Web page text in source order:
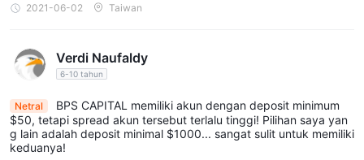
diperdagangkan di platformnya. pedagang dapat mengakses
energi, komoditas, mata uang kripto, dan CFD indeks
Broker juga menawarkan klien kemampuan untuk berdagang
pasar AS, Eropa, dan Asia. Dengan berbagai macam instrumen,
trader memiliki kesempatan untuk mendiversifikasi portofolio
mereka dan memanfaatkan kondisi pasar yang berbeda.
2021-06-02 Taiwan
Verdi Naufaldy
6-10 tahun
Netral
BPS CAPITAL memiliki akun dengan deposit minimum
$50, tetapi spread akun tersebut terlalu tinggi! Pilihan saya yan
g lain adalah deposit minimal $1000... sangat sulit untuk memiliki
keduanya!